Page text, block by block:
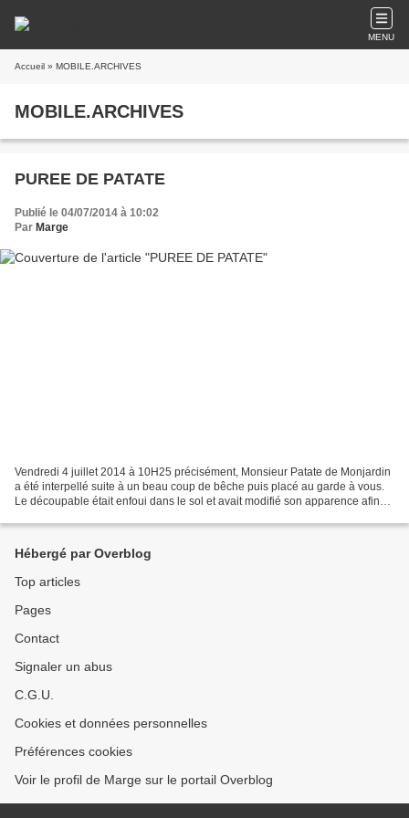
MENU
Accueil » MOBILE.ARCHIVES
MOBILE.ARCHIVES
PUREE DE PATATE
Publié le 04/07/2014 à 10:02
Par Marge
Vendredi 4 juillet 2014 à 10H25 précisément, Monsieur Patate de Monjardin
a été interpellé suite à un beau coup de bêche puis placé au garde à vous.
Le découpable était enfoui dans le sol et avait modifié son apparence afin
Hébergé par Overblog
Top articles
Pages
Contact
Signaler un abus
C.G.U.
Cookies et données personnelles
Préférences cookies
Voir le profil de Marge sur le portail Overblog